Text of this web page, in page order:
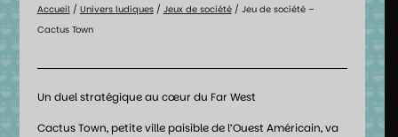
Accueil/ Univers ludiques/ Jeux de société/ Jeu de société –
Cactus Town
Un duel stratégique au cœur du Far West
Cactus Town, petite ville paisible de l’Ouest Américain, va